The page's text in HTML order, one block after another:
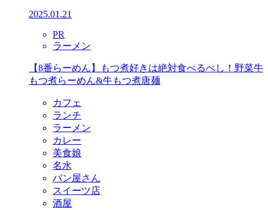
2025.01.21
PR
ラーメン
【8番らーめん】もつ煮好きは絶対食べるべし！野菜牛
もつ煮らーめん&牛もつ煮唐麺
カフェ
ランチ
ラーメン
カレー
美食娘
名水
パン屋さん
スイーツ店
酒屋